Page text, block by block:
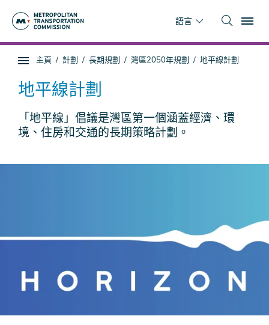
語言
子
頁
面
導
航
你
這
裡
主頁 計劃 長期規劃 灣區2050年規劃 地平線計劃
地平線計劃
「地平線」倡議是灣區第一個涵蓋經濟、環
境、住房和交通的長期策略計劃。